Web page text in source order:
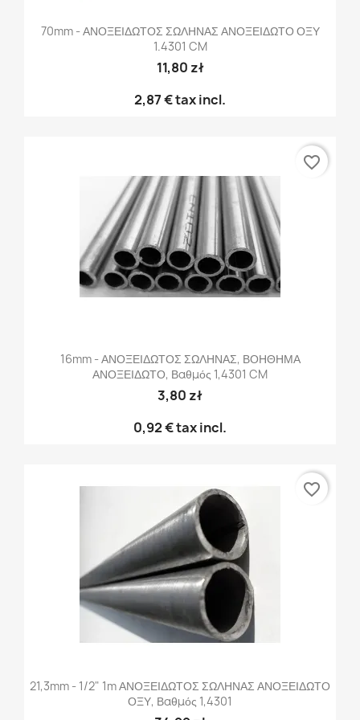
70mm - ΑΝΟΞΕΙΔΩΤΟΣ ΣΩΛΗΝΑΣ ΑΝΟΞΕΙΔΩΤΟ ΟΞΥ
1.4301 CM
11,80 zł
2,87 €tax incl.
16mm - ΑΝΟΞΕΙΔΩΤΟΣ ΣΩΛΗΝΑΣ, ΒΟΗΘΗΜΑ
ΑΝΟΞΕΙΔΩΤΟ, Βαθμός 1,4301 CM
3,80 zł
0,92 €tax incl.
favorite_border
21,3mm - 1/2" 1m ΑΝΟΞΕΙΔΩΤΟΣ ΣΩΛΗΝΑΣ ΑΝΟΞΕΙΔΩΤΟ
ΟΞΥ, Βαθμός 1,4301
favorite_border